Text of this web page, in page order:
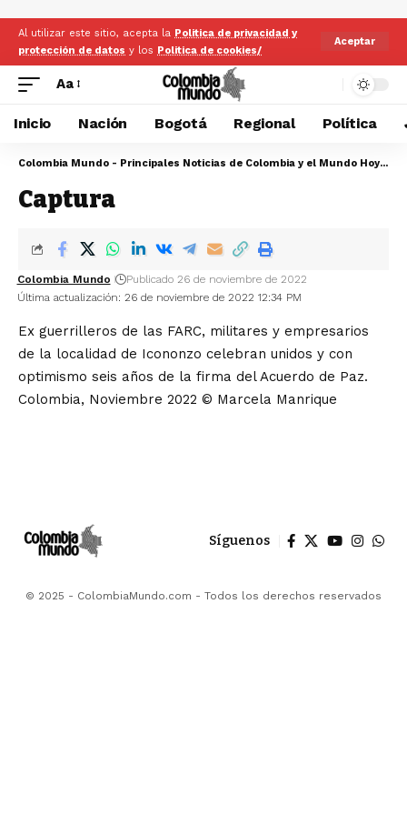
Al utilizar este sitio, acepta la Politica de privacidad y
protección de datos y los Politica de cookies/
Aceptar
Aa
Inicio Nación Bogotá Regional Política
Colombia Mundo - Principales Noticias de Colombia y el Mundo Hoy
>
Captura
Última actualización: 26 de noviembre de 2022 12:34 PM
Colombia Mundo Publicado 26 de noviembre de 2022
Ex guerrilleros de las FARC, militares y empresarios
de la localidad de Icononzo celebran unidos y con
optimismo seis años de la firma del Acuerdo de Paz.
Colombia, Noviembre 2022 © Marcela Manrique
Síguenos
© 2025 - ColombiaMundo.com - Todos los derechos reservados